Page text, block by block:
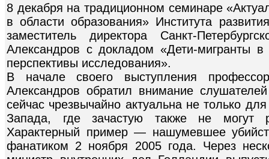
8 декабря на традиционном семинаре
в области образования» Института
заместитель директора Санкт-
Александров с докладом «Дети-мигранты
перспективы исследования».
В начале своего выступления
Александров обратил внимание
сейчас чрезвычайно актуальна не только
Запада, где зачастую также не могут
Характерный пример — нашумевшее
фанатиком 2 ноября 2005 года. Через